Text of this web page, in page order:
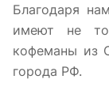
Благодаря
имеют не
кофеманы из
города РФ.